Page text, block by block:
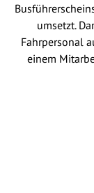
umsetzt.
Fahrpersonal
einem